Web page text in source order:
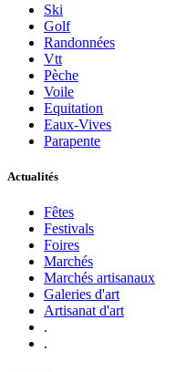
Ski
Golf
Randonnées
Vtt
Pèche
Voile
Equitation
Eaux-Vives
Parapente
Actualités
Fêtes
Festivals
Foires
Marchés
Marchés artisanaux
Galeries d'art
Artisanat d'art
.
.